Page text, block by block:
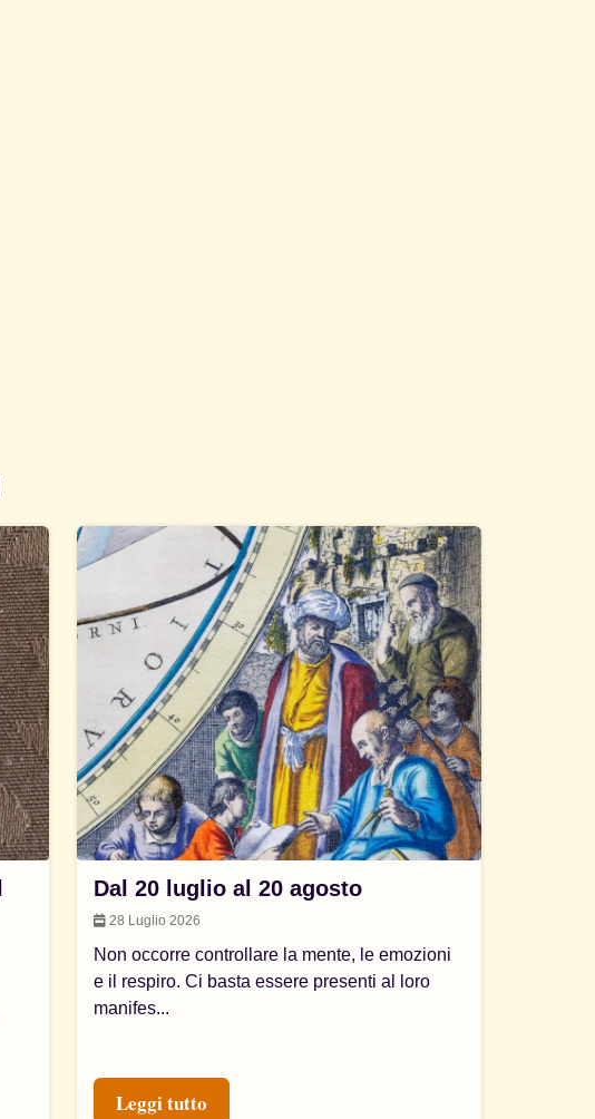
Dal 20 luglio al 20 agosto
28 Luglio 2026
Non occorre controllare la mente, le emozioni
e il respiro. Ci basta essere presenti al loro
manifes...
Leggi tutto